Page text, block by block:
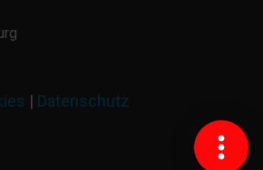
| Datenschutz
